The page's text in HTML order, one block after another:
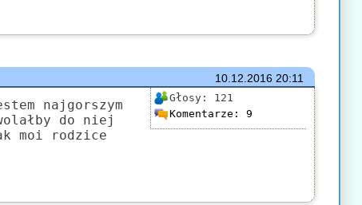
10.12.201620:11
Głosy: 121
Komentarze: 9
najgorszym
do niej
moi rodzice